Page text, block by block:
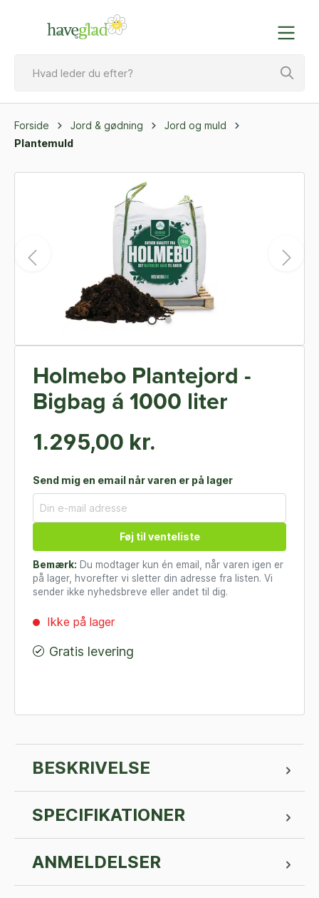
Forside Jord & gødning
Jord og muld
Plantemuld
Holmebo Plantejord -
Bigbag á 1000 liter
1.295,00 kr.
Send mig en email når varen er på lager
Føj til venteliste
Bemærk: Du modtager kun én email, når varen igen er
på lager, hvorefter vi sletter din adresse fra listen. Vi
sender ikke nyhedsbreve eller andet til dig.
Ikke på lager
Gratis levering
BESKRIVELSE
SPECIFIKATIONER
ANMELDELSER